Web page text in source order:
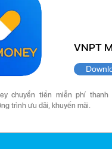
VNPT
chuyển tiền miễn phí
trình ưu đãi, khuyến mãi.